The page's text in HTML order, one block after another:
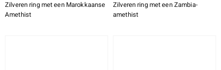
Zilveren ring met een Marokkaanse
Amethist
Zilveren ring met een Zambia-
amethist